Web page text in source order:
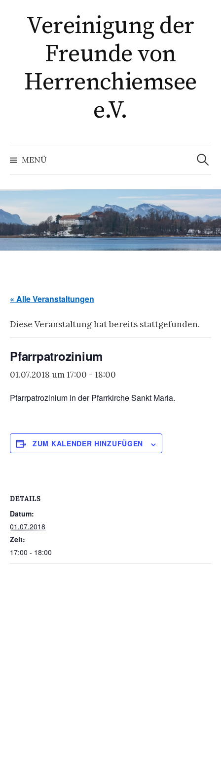
InhaltVereinigung der
Freunde von
Herrenchiemsee
e.V.
MENÜ
Suchen
nach:
« Alle Veranstaltungen
Diese Veranstaltung hat bereits stattgefunden.
Pfarrpatrozinium
01.07.2018 um 17:00 - 18:00
Pfarrpatrozinium in der Pfarrkirche Sankt Maria.
ZUM KALENDER HINZUFÜGEN
DETAILS
Datum:
01.07.2018
Zeit:
17:00 - 18:00